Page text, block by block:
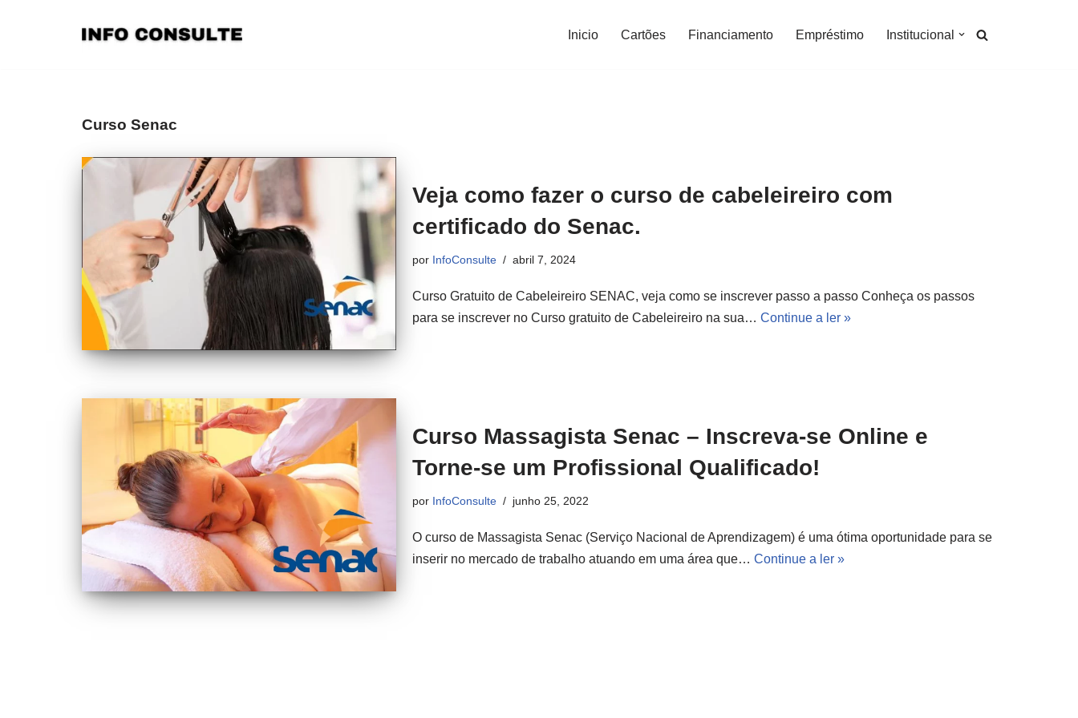
Inicio Cartões Financiamento Empréstimo Institucional
Curso Senac
Veja como fazer o curso de cabeleireiro com
certificado do Senac.
por InfoConsulte abril 7, 2024
Curso Gratuito de Cabeleireiro SENAC, veja como se inscrever passo a passo Conheça os passos
para se inscrever no Curso gratuito de Cabeleireiro na sua… Continue a ler »
Curso Massagista Senac – Inscreva-se Online e
Torne-se um Profissional Qualificado!
por InfoConsulte junho 25, 2022
O curso de Massagista Senac (Serviço Nacional de Aprendizagem) é uma ótima oportunidade para se
inserir no mercado de trabalho atuando em uma área que… Continue a ler »